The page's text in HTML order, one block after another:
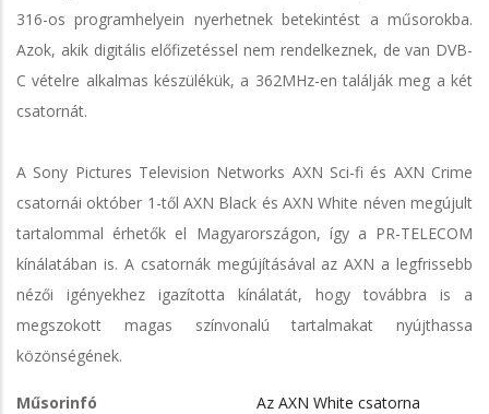
316-os programhelyein nyerhetnek betekintést a műsorokba.
Azok, akik digitális előfizetéssel nem rendelkeznek, de van DVB-
C vételre alkalmas készülékük, a 362MHz-en találják meg a két
csatornát.
A Sony Pictures Television Networks AXN Sci-fi és AXN Crime
csatornái október 1-től AXN Black és AXN White néven megújult
tartalommal érhetők el Magyarországon, így a PR-TELECOM
kínálatában is. A csatornák megújításával az AXN a legfrissebb
nézői igényekhez igazította kínálatát, hogy továbbra is a
megszokott magas színvonalú tartalmakat nyújthassa
közönségének.
Műsorinfó
Az AXN White csatorna